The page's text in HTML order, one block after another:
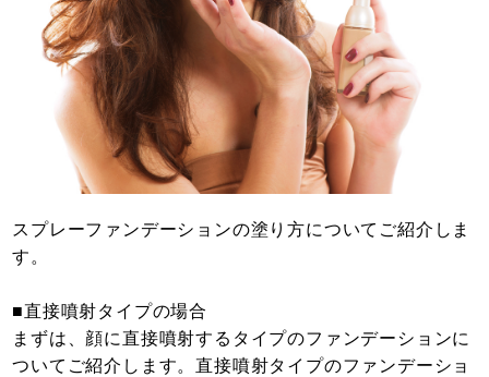
スプレーファンデーションの塗り方についてご紹介しま
す。
■直接噴射タイプの場合
まずは、顔に直接噴射するタイプのファンデーションに
ついてご紹介します。直接噴射タイプのファンデーショ